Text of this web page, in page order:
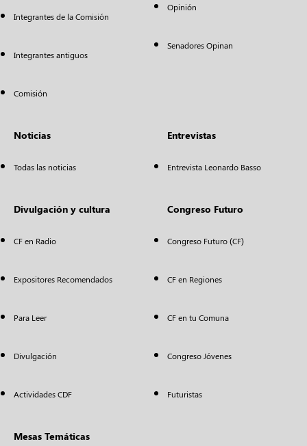
Integrantes de la Comisión
Integrantes antiguos
Comisión
Opinión
Senadores Opinan
Noticias
Todas las noticias
Entrevistas
Entrevista Leonardo Basso
Divulgación y cultura
CF en Radio
Expositores Recomendados
Para Leer
Divulgación
Actividades CDF
Congreso Futuro
Congreso Futuro (CF)
CF en Regiones
CF en tu Comuna
Congreso Jóvenes
Futuristas
Mesas Temáticas